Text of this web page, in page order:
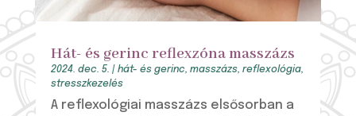
Hát- és gerinc reflexzóna masszázs
2024. dec. 5. | hát- és gerinc, masszázs, reflexológia,
stresszkezelés
A reflexológiai masszázs elsősorban a